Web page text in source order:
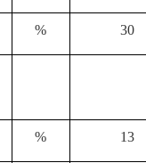
% 30
% 13